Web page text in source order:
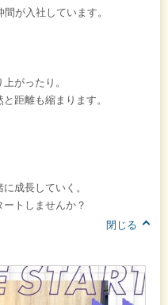
が入社しています。
がったり。
距離も縮まります。
成長していく。
トしませんか？
閉じる